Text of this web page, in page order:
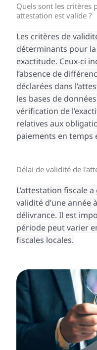
Quels sont les critères
attestation est valide ?
Les critères de
déterminants pour
exactitude. Ceux-ci
l’absence de
déclarées dans
les bases de
vérification de
relatives aux
paiements en temps
Délai de validité de
L’attestation fiscale
validité d’une année
délivrance. Il est
période peut varier
fiscales locales.